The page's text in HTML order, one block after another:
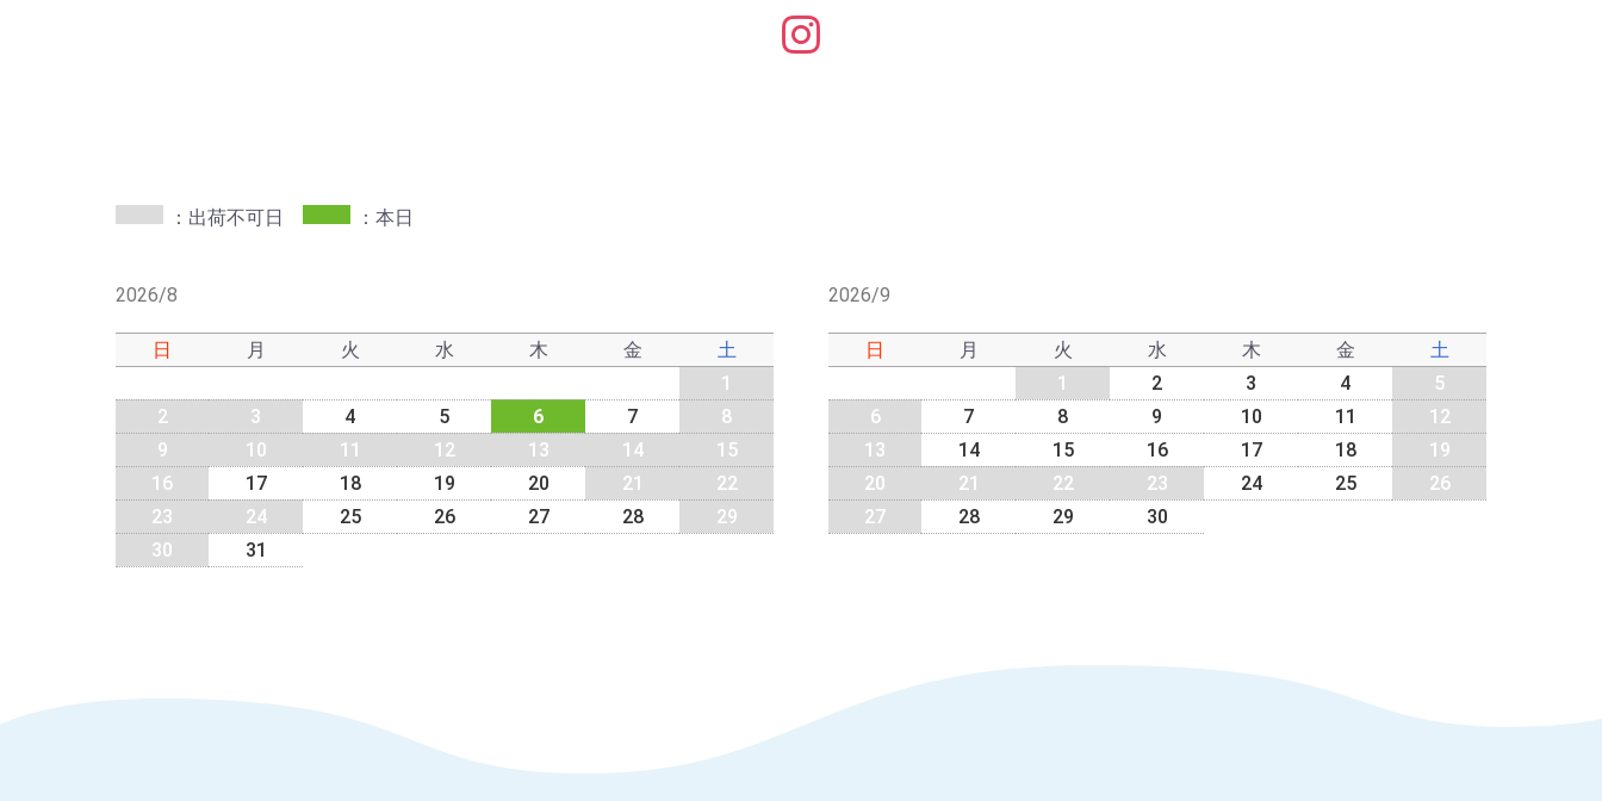
：出荷不可日 ：本日
2026/8
日 月 火 水 木 金
土
1
2
3 4 5 6 7
8
9
10 11 12 13 14
15
16
17 18 19 20 21
22
23
24 25 26 27 28
29
30
31
2026/9
日 月 火 水 木 金
土
1
2 3 4
5
6
7 8 9 10 11
12
13
14 15 16 17 18
19
20
21 22 23 24 25
26
27
28 29 30